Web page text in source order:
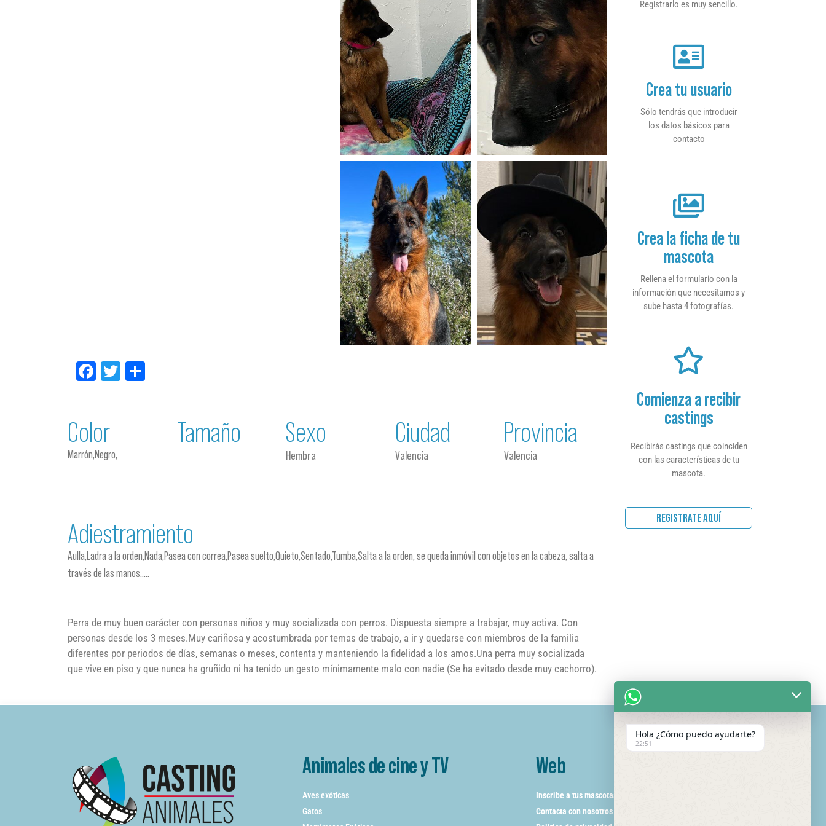
Facebook
Twitter
Color
Marrón,Negro,
Tamaño Sexo
Hembra
Ciudad
Valencia
Provincia
Valencia
Adiestramiento
Aulla,Ladra a la orden,Nada,Pasea con correa,Pasea suelto,Quieto,Sentado,Tumba,Salta a la orden, se queda inmóvil con objetos en la cabeza, salta a
través de las manos.....
Perra de muy buen carácter con personas niños y muy socializada con perros. Dispuesta siempre a trabajar, muy activa. Con
personas desde los 3 meses.Muy cariñosa y acostumbrada por temas de trabajo, a ir y quedarse con miembros de la familia
diferentes por periodos de días, semanas o meses, contenta y manteniendo la fidelidad a los amos.Una perra muy socializada
que vive en piso y que nunca ha gruñido ni ha tenido un gesto mínimamente malo con nadie (Se ha evitado desde muy cachorro).
Registrarlo es muy sencillo.
Crea tu usuario
Sólo tendrás que introducir
los datos básicos para
contacto
Crea la ficha de tu
mascota
Rellena el formulario con la
información que necesitamos y
sube hasta 4 fotografías.
Comienza a recibir
castings
Recibirás castings que coinciden
con las características de tu
mascota.
REGISTRATE AQUÍ
Animales de cine y TV
Aves exóticas
Gatos
Web
Inscribe a tus mascotas
Contacta con nosotros
Hola ¿Cómo puedo ayudarte?
22:51